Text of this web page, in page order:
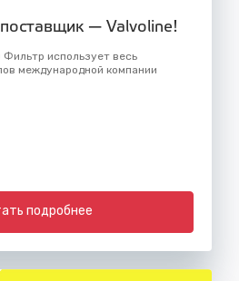
— Valvoline!
использует весь
международной компании
подробнее